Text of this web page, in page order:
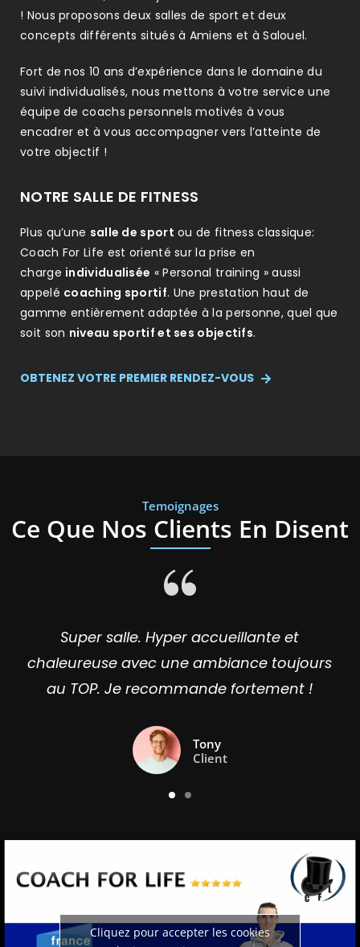
! Nous proposons deux salles de sport et deux
concepts différents situés à Amiens et à Salouel.
Fort de nos 10 ans d’expérience dans le domaine du
suivi individualisés, nous mettons à votre service une
équipe de coachs personnels motivés à vous
encadrer et à vous accompagner vers l’atteinte de
votre objectif !
NOTRE SALLE DE FITNESS
Plus qu’une salle de sport ou de fitness classique:
Coach For Life est orienté sur la prise en
charge individualisée « Personal training » aussi
appelé coaching sportif. Une prestation haut de
gamme entièrement adaptée à la personne, quel que
soit son niveau sportif et ses objectifs.
OBTENEZ VOTRE PREMIER RENDEZ-VOUS
Temoignages
Ce Que Nos Clients En Disent
Prise de contact très attentive et
professionnelle. Adaptation d'un
programme efficace, en adéquation avec